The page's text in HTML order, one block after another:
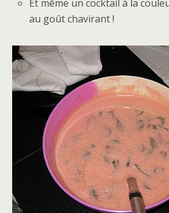
Et même un cocktail à la
au goût chavirant !